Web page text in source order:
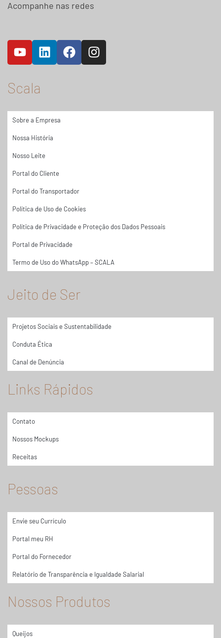
Acompanhe nas redes
Scala
Sobre a Empresa
Nossa História
Nosso Leite
Portal do Cliente
Portal do Transportador
Política de Uso de Cookies
Política de Privacidade e Proteção dos Dados Pessoais
Portal de Privacidade
Termo de Uso do WhatsApp – SCALA
Jeito de Ser
Projetos Sociais e Sustentabilidade
Conduta Ética
Canal de Denúncia
Links Rápidos
Contato
Nossos Mockups
Receitas
Pessoas
Envie seu Currículo
Portal meu RH
Portal do Fornecedor
Relatório de Transparência e Igualdade Salarial
Nossos Produtos
Queijos